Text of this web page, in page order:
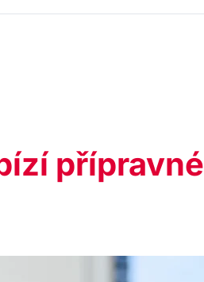
přípravné